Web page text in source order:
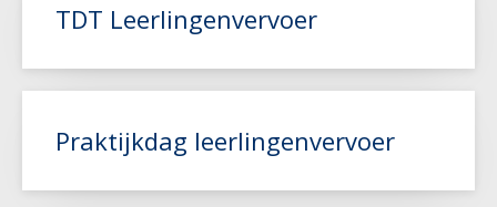
Lees meer
TDT Leerlingenvervoer
Praktijkdag leerlingenvervoer